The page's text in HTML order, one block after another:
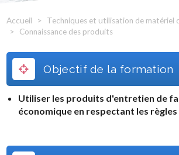
Accueil
Techniques et utilisation de matériel
Connaissance des produits
Objectif de la formation
Utiliser les produits d'entretien de
économique en respectant les